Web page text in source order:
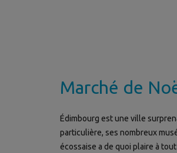
Marché de
Édimbourg est une ville
particulière, ses nombreux
écossaise a de quoi plaire à